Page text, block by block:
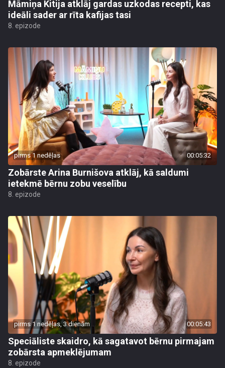
Māmiņa Kitija atklāj gardas uzkodas recepti, kas
ideāli sader ar rīta kafijas tasi
8. epizode
pirms 1 nedēļas 00:05:32
Zobārste Arina Burnišova atklāj, kā saldumi
ietekmē bērnu zobu veselību
8. epizode
pirms 1 nedēļas, 3 dienām 00:05:43
Speciāliste skaidro, kā sagatavot bērnu pirmajam
zobārsta apmeklējumam
8. epizode